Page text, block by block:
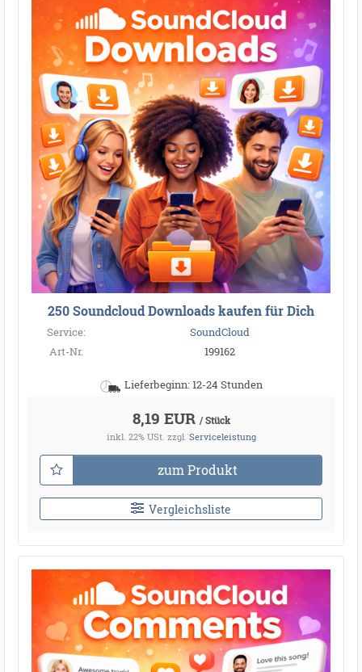
250 Soundcloud Downloads kaufen für Dich
Service:
SoundCloud
Art-Nr.
199162
Lieferbeginn: 12-24 Stunden
8,19 EUR / Stück
inkl. 22% USt. zzgl. Serviceleistung
zum Produkt
Vergleichsliste